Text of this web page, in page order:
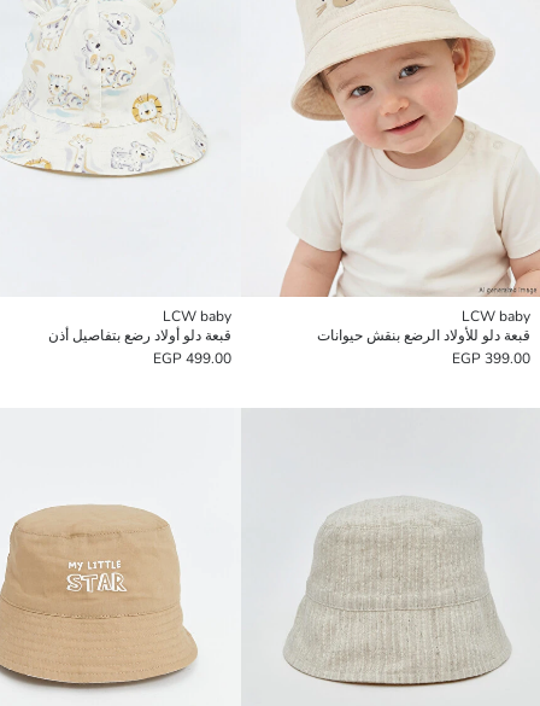
LCW baby
قبعة دلو للأولاد الرضع بنقش حيوانات
399.00 EGP
LCW baby
قبعة دلو أولاد رضع بتفاصيل أذن
499.00 EGP